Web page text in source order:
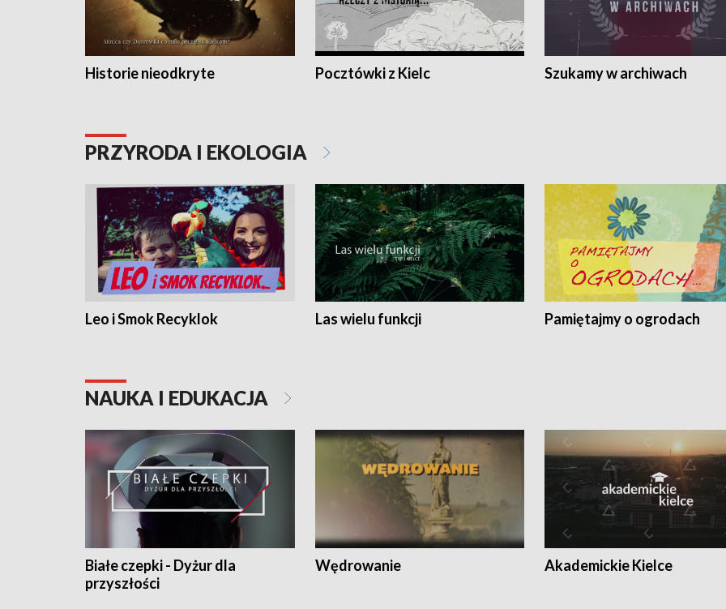
Historie nieodkryte Pocztówki z Kielc Szukamy w archiwach
PRZYRODA I EKOLOGIA
Leo i Smok Recyklok Las wielu funkcji Pamiętajmy o ogrodach
NAUKA I EDUKACJA
Białe czepki - Dyżur dla
przyszłości
Wędrowanie Akademickie Kielce